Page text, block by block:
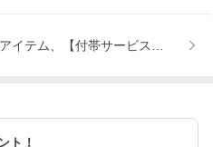
イテム、【付帯サービス】、【取
ト！